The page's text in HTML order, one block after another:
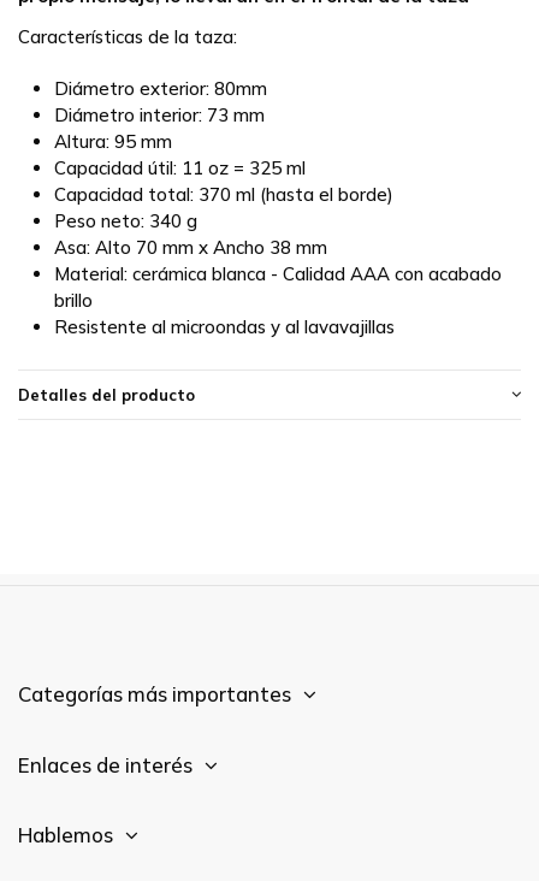
Características de la taza:
Diámetro exterior: 80mm
Diámetro interior: 73 mm
Altura: 95 mm
Capacidad útil: 11 oz = 325 ml
Capacidad total: 370 ml (hasta el borde)
Peso neto: 340 g
Asa: Alto 70 mm x Ancho 38 mm
Material: cerámica blanca - Calidad AAA con acabado
brillo
Resistente al microondas y al lavavajillas
Detalles del producto
Categorías más importantes
Enlaces de interés
Hablemos